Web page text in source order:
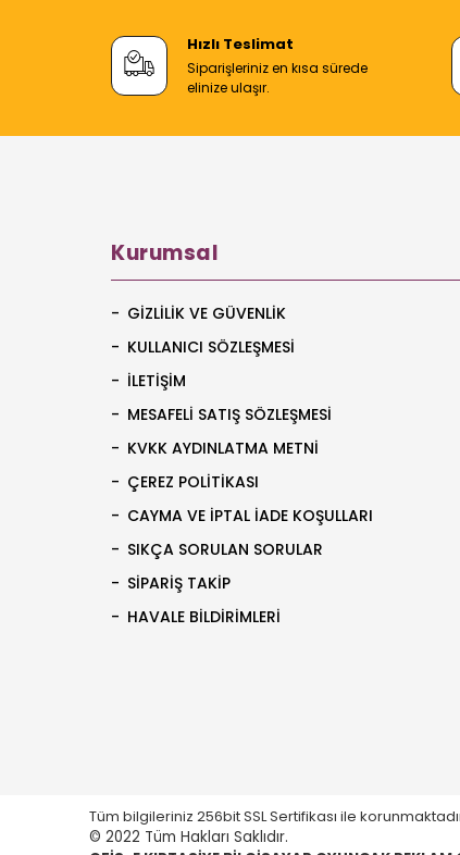
Hızlı Teslimat
Siparişleriniz en kısa sürede
elinize ulaşır.
Kurumsal
GIZLILIK VE GÜVENLIK
KULLANICI SÖZLEŞMESI
İLETIŞIM
MESAFELI SATIŞ SÖZLEŞMESI
KVKK AYDINLATMA METNI
ÇEREZ POLITIKASI
CAYMA VE İPTAL İADE KOŞULLARI
SIKÇA SORULAN SORULAR
SIPARIŞ TAKIP
HAVALE BILDIRIMLERI
Tüm bilgileriniz 256bit SSL Sertifikası ile
© 2022 Tüm Hakları Saklıdır.